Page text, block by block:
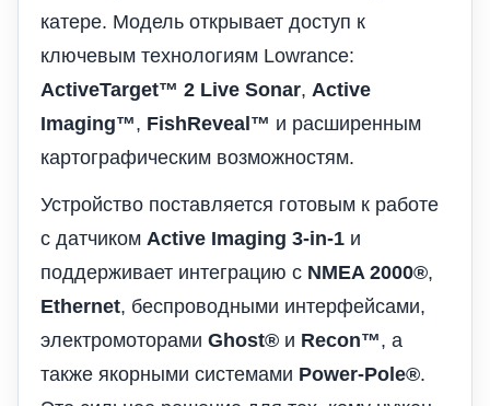
катере. Модель открывает доступ к
ключевым технологиям Lowrance:
ActiveTarget™ 2 Live Sonar, Active
Imaging™, FishReveal™ и расширенным
картографическим возможностям.
Устройство поставляется готовым к работе
с датчиком Active Imaging 3-in-1 и
поддерживает интеграцию с NMEA 2000®,
Ethernet, беспроводными интерфейсами,
электромоторами Ghost® и Recon™, а
также якорными системами Power-Pole®.